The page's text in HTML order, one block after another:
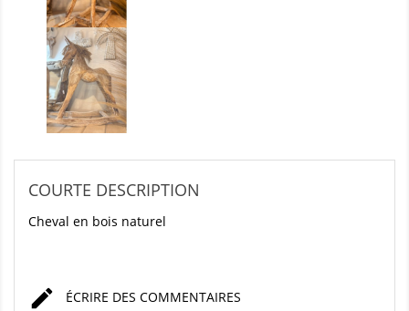
COURTE DESCRIPTION
Cheval en bois naturel
 ÉCRIRE DES COMMENTAIRES